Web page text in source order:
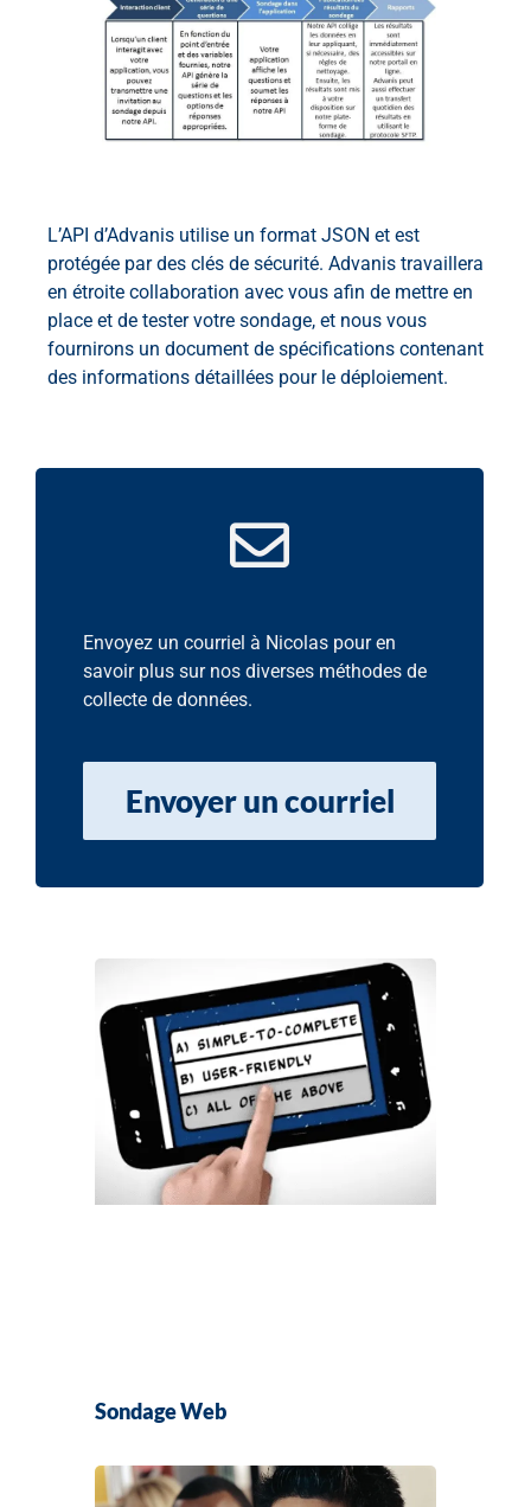
L’API d’Advanis utilise un format JSON et est
protégée par des clés de sécurité. Advanis travaillera
en étroite collaboration avec vous afin de mettre en
place et de tester votre sondage, et nous vous
fournirons un document de spécifications contenant
des informations détaillées pour le déploiement.
Envoyez un courriel à Nicolas pour en
savoir plus sur nos diverses méthodes de
collecte de données.
Envoyer un courriel
Sondage Web